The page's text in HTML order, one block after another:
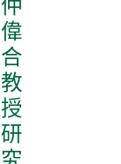
偉
合
教
授
研
究